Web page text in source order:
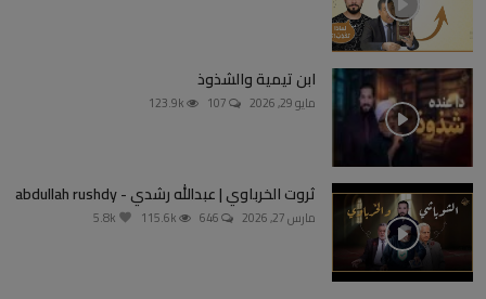
ابن تيمية والشذوذ
مايو 29, 2026
ثروت الخرباوي | عبدالله رشدي - abdullah rushdy
مارس 27, 2026